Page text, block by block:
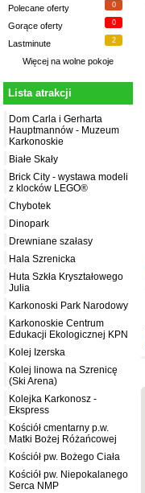
Polecane oferty 0
Gorące oferty 0
Lastminute 2
Więcej na wolne pokoje
Lista atrakcji
Dom Carla i Gerharta
Hauptmannów - Muzeum
Karkonoskie
Białe Skały
Brick City - wystawa modeli
z klocków LEGO®
Chybotek
Dinopark
Drewniane szałasy
Hala Szrenicka
Huta Szkła Kryształowego
Julia
Karkonoski Park Narodowy
Karkonoskie Centrum
Edukacji Ekologicznej KPN
Kolej Izerska
Kolej linowa na Szrenicę
(Ski Arena)
Kolejka Karkonosz -
Ekspress
Kościół cmentarny p.w.
Matki Bożej Różańcowej
Kościół pw. Bożego Ciała
Kościół pw. Niepokalanego
Serca NMP